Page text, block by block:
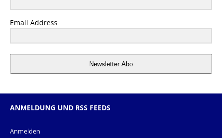
Email Address
Newsletter Abo
ANMELDUNG UND RSS FEEDS
Anmelden